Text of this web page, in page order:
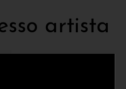
artista